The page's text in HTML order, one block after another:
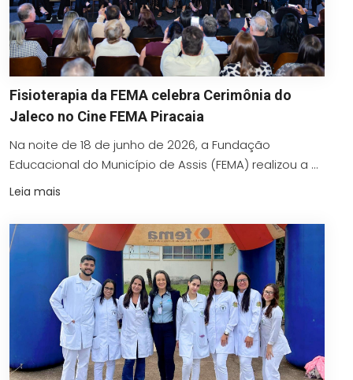
Fisioterapia da FEMA celebra Cerimônia do
Jaleco no Cine FEMA Piracaia
Na noite de 18 de junho de 2026, a Fundação
Educacional do Município de Assis (FEMA) realizou a ...
Leia mais